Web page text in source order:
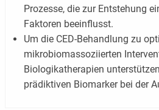
Prozesse, die zur Entstehung
Faktoren beeinflusst.
Um die CED-Behandlung zu
mikrobiomassoziierten
Biologikatherapien
prädiktiven Biomarker bei der